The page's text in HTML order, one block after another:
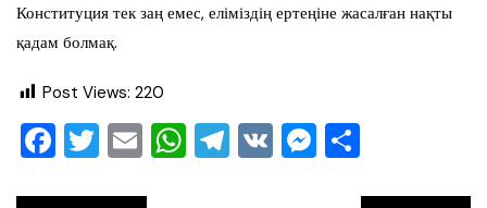
Конституция тек заң емес, еліміздің ертеңіне жасалған нақты
қадам болмақ.
Post Views: 220
F T E W T V M